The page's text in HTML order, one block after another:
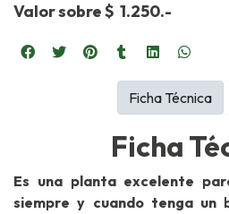
Valor sobre $ 1.250.-
Ficha
Es una planta excelente
siempre y cuando tenga un
Ficha Técnica